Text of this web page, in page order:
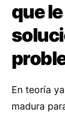
que
En teoría
madura